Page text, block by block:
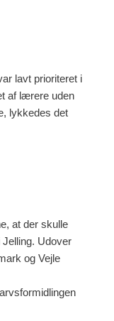
lavt prioriteret i
af lærere uden
lykkedes det
at der skulle
Udover
og Vejle